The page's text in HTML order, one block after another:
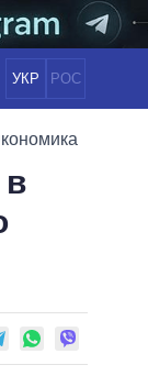
УКР РОС